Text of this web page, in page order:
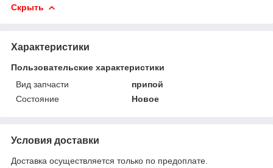
Скрыть
Характеристики
Пользовательские характеристики
Вид запчасти
припой
Состояние
Новое
Условия доставки
Доставка осуществляется только по предоплате.